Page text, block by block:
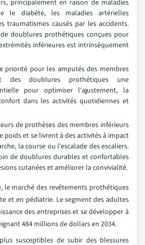
principalement en raison de maladies
le diabète, les maladies artérielles
traumatismes causés par les accidents.
doublures prothétiques conçues pour
inférieures est intrinsèquement
priorité pour les amputés des membres
des doublures prothétiques une
pour optimiser l'ajustement, la
dans les activités quotidiennes et
de prothèses des membres inférieurs
poids et se livrent à des activités à impact
la course ou l'escalade des escaliers.
de doublures durables et confortables
cutanées et améliorer la convivialité.
le marché des revêtements prothétiques
et en pédiatrie. Le segment des adultes
des entreprises et se développer à
484 millions de dollars en 2034.
susceptibles de subir des blessures